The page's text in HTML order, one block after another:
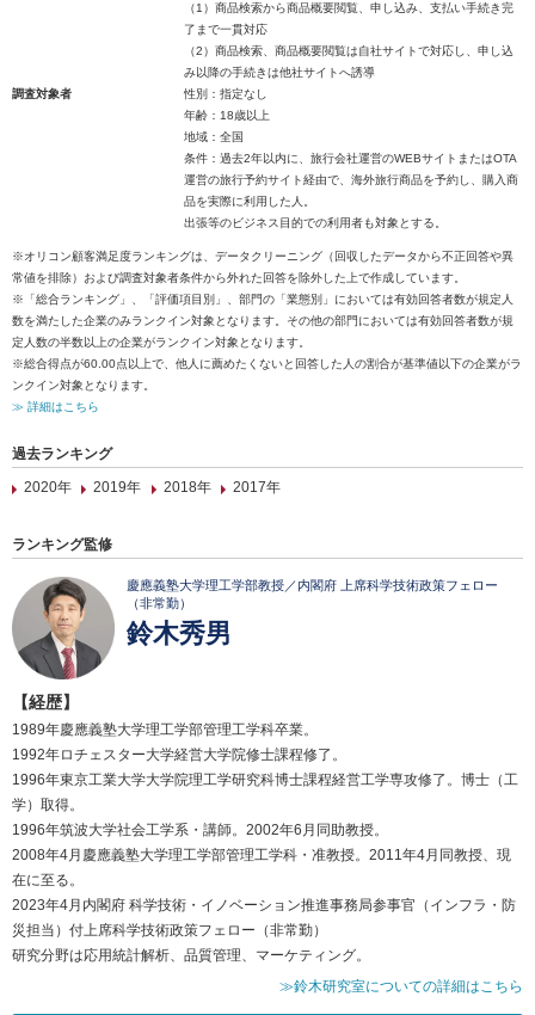
（1）商品検索から商品概要閲覧、申し込み、支払い手続き完
了まで一貫対応
（2）商品検索、商品概要閲覧は自社サイトで対応し、申し込
み以降の手続きは他社サイトへ誘導
調査対象者
性別：指定なし
年齢：18歳以上
地域：全国
条件：過去2年以内に、旅行会社運営のWEBサイトまたはOTA
運営の旅行予約サイト経由で、海外旅行商品を予約し、購入商
品を実際に利用した人。
出張等のビジネス目的での利用者も対象とする。
※オリコン顧客満足度ランキングは、データクリーニング（回収したデータから不正回答や異
常値を排除）および調査対象者条件から外れた回答を除外した上で作成しています。
※「総合ランキング」、「評価項目別」、部門の「業態別」においては有効回答者数が規定人
数を満たした企業のみランクイン対象となります。その他の部門においては有効回答者数が規
定人数の半数以上の企業がランクイン対象となります。
※総合得点が60.00点以上で、他人に薦めたくないと回答した人の割合が基準値以下の企業がラ
ンクイン対象となります。
≫ 詳細はこちら
過去ランキング
2020年
2019年 2018年 2017年
ランキング監修
慶應義塾大学理工学部教授／内閣府 上席科学技術政策フェロー
（非常勤）
鈴木秀男
【経歴】
1989年慶應義塾大学理工学部管理工学科卒業。
1992年ロチェスター大学経営大学院修士課程修了。
1996年東京工業大学大学院理工学研究科博士課程経営工学専攻修了。博士（工
学）取得。
1996年筑波大学社会工学系・講師。2002年6月同助教授。
2008年4月慶應義塾大学理工学部管理工学科・准教授。2011年4月同教授、現
在に至る。
2023年4月内閣府 科学技術・イノベーション推進事務局参事官（インフラ・防
災担当）付上席科学技術政策フェロー（非常勤）
研究分野は応用統計解析、品質管理、マーケティング。
≫鈴木研究室についての詳細はこちら